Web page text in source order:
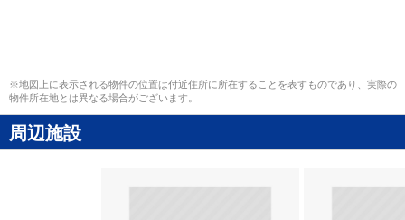
※地図上に表示される物件の位置は付近住所に所在することを表すものであり、実際の
物件所在地とは異なる場合がございます。
周辺施設